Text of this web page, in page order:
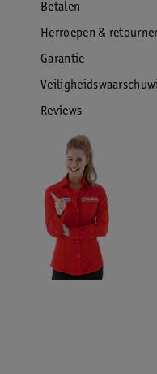
Betalen
Herroepen &
Garantie
Reviews